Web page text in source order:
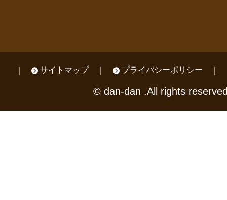
サイトマップ プライバシーポリシー
© dan-dan .All rights